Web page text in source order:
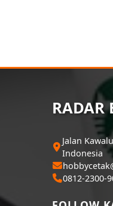
RADAR
Jalan
Indonesia
0812-2300-